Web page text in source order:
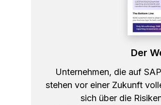
Der
Unternehmen, die auf
stehen vor einer Zukunft
sich über die